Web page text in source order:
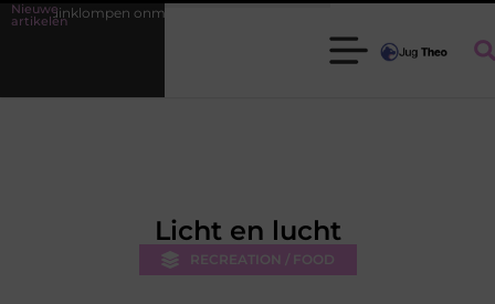
Nieuwe
artikelenonmisbaar zijn voor elke tuinier
Licht en lucht
RECREATION / FOOD